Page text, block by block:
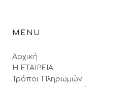
MENU
Αρχική
Η ΕΤΑΙΡΕΙΑ
Τρόποι Πληρωμών